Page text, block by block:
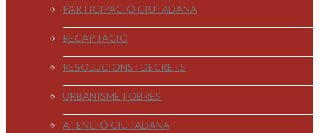
PARTICIPACIÓ CIUTADANA
RECAPTACIÓ
RESOLUCIONS I DECRETS
URBANISME I OBRES
ATENCIÓ CIUTADANA